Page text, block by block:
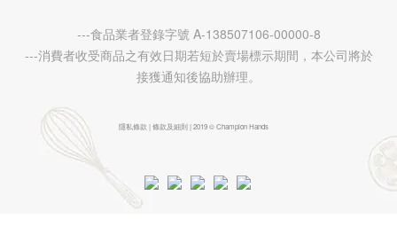
---食品業者登錄字號 A-138507106-00000-8
---消費者收受商品之有效日期若短於賣場標示期間，本公司將於
接獲通知後協助辦理。
隱私條款 | 條款及細則 | 2019 © Champion Hands